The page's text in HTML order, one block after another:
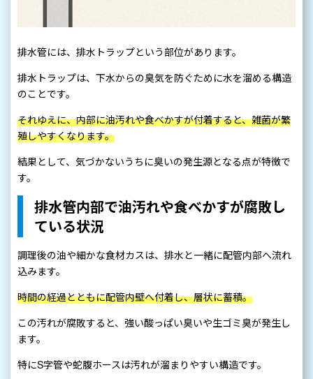
排水管には、排水トラップという部位があります。
排水トラップは、下水からの臭気を防ぐために水を溜める構造
のことです。
それゆえに、内部に油汚れや食べかすが付着すると、雑菌が繁
殖しやすくなります。
結果として、気づかないうちに臭いの発生源となる点が特徴で
す。
排水管内部で油汚れや食べかすが腐敗し
ている状況
調理後の油や細かな食材カスは、排水と一緒に配管内部へ流れ
込みます。
時間の経過とともに配管内壁へ付着し、層状に蓄積。
この汚れが腐敗すると、強い酸っぱい臭いや生ゴミ臭が発生し
ます。
特にS字管や蛇腹ホースは汚れが溜まりやすい構造です。